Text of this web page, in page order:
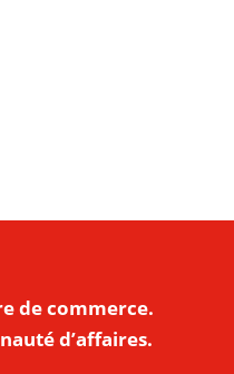
de commerce.
d’affaires.